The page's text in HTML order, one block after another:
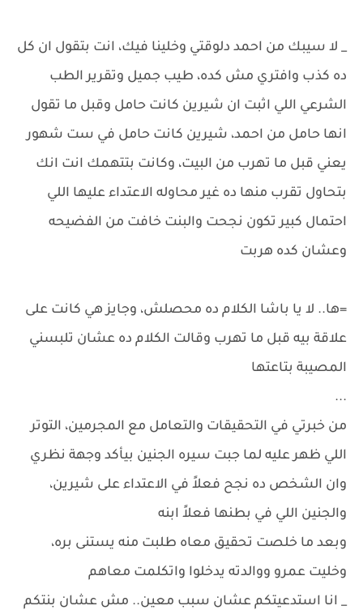
_ لا سيبك من احمد دلوقتي وخلينا فيك، انت بتقول ان كل
ده كذب وافتري مش كده، طيب جميل وتقرير الطب
الشرعي اللي اثبت ان شيرين كانت حامل وقبل ما تقول
انها حامل من احمد، شيرين كانت حامل في ست شهور
يعني قبل ما تهرب من البيت، وكانت بتتهمك انت انك
بتحاول تقرب منها ده غير محاوله الاعتداء عليها اللي
احتمال كبير تكون نجحت والبنت خافت من الفضيحه
وعشان كده هربت
=ها.. لا يا باشا الكلام ده محصلش، وجايز هي كانت على
علاقة بيه قبل ما تهرب وقالت الكلام ده عشان تلبسني
المصيبة بتاعتها
...
من خبرتي في التحقيقات والتعامل مع المجرمين، التوتر
اللي ظهر عليه لما جبت سيره الجنين بيأكد وجهة نظري
وان الشخص ده نجح فعلاً في الاعتداء على شيرين،
والجنين اللي في بطنها فعلاً ابنه
وبعد ما خلصت تحقيق معاه طلبت منه يستنى بره،
وخليت عمرو ووالدته يدخلوا واتكلمت معاهم
_ انا استدعيتكم عشان سبب معين.. مش عشان بنتكم